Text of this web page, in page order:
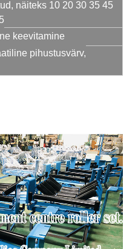
näiteks 10 20 30 35 45
keevitamine
pihustusvärv,